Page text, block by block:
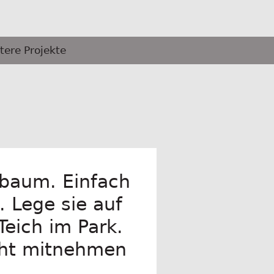
Projekte
Einfach
Lege sie auf
im Park.
mitnehmen